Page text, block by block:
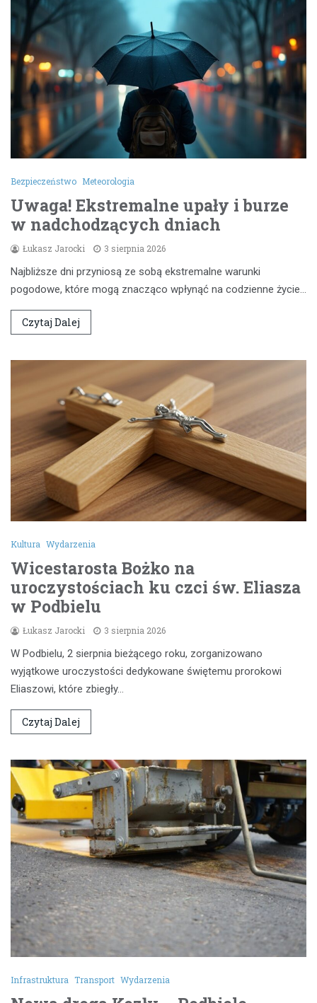
Bezpieczeństwo Meteorologia
Uwaga! Ekstremalne upały i burze
w nadchodzących dniach
Łukasz Jarocki 3 sierpnia 2026
Najbliższe dni przyniosą ze sobą ekstremalne warunki
pogodowe, które mogą znacząco wpłynąć na codzienne życie…
Czytaj Dalej
Kultura Wydarzenia
Wicestarosta Bożko na
uroczystościach ku czci św. Eliasza
w Podbielu
Łukasz Jarocki 3 sierpnia 2026
W Podbielu, 2 sierpnia bieżącego roku, zorganizowano
wyjątkowe uroczystości dedykowane świętemu prorokowi
Eliaszowi, które zbiegły…
Czytaj Dalej
Infrastruktura Transport Wydarzenia